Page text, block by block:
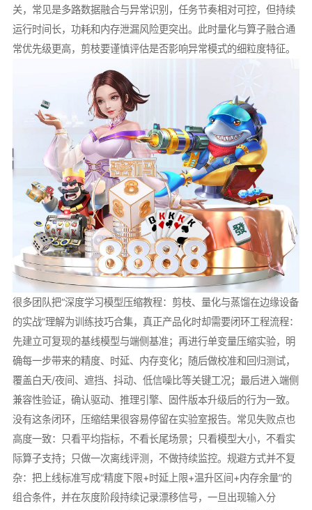
关，常见是多路数据融合与异常识别，任务节奏相对可控，但持续
运行时间长，功耗和内存泄漏风险更突出。此时量化与算子融合通
常优先级更高，剪枝要谨慎评估是否影响异常模式的细粒度特征。
很多团队把“深度学习模型压缩教程：剪枝、量化与蒸馏在边缘设备
的实战”理解为训练技巧合集，真正产品化时却需要闭环工程流程：
先建立可复现的基线模型与端侧基准；再进行单变量压缩实验，明
确每一步带来的精度、时延、内存变化；随后做校准和回归测试，
覆盖白天/夜间、遮挡、抖动、低信噪比等关键工况；最后进入端侧
兼容性验证，确认驱动、推理引擎、固件版本升级后的行为一致。
没有这条闭环，压缩结果很容易停留在实验室报告。常见失败点也
高度一致：只看平均指标，不看长尾场景；只看模型大小，不看实
际算子支持；只做一次离线评测，不做持续监控。规避方式并不复
杂：把上线标准写成“精度下限+时延上限+温升区间+内存余量”的
组合条件，并在灰度阶段持续记录漂移信号，一旦出现输入分